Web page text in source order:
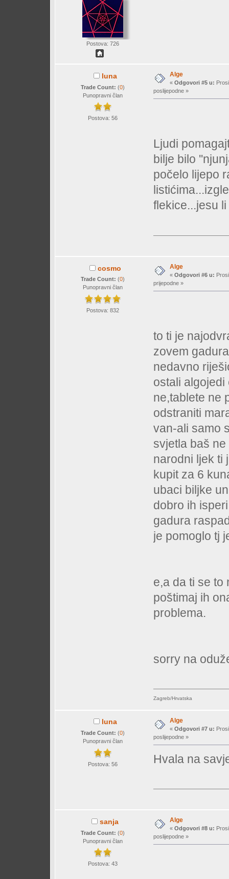
Postova: 726
luna
Trade Count: (0)
Punopravni član
Postova: 56
Alge
« Odgovori #5 u:
poslijepodne »
Ljudi
bilje bilo
počelo lijepo
flekice...jesu
cosmo
Trade Count: (0)
Punopravni član
Postova: 832
Alge
« Odgovori #6 u:
prijepodne »
to ti je
zovem
nedavno
ostali algojedi
ne,tablete ne
odstraniti
van-ali samo
svjetla baš
narodni ljek ti
kupit za 6
ubaci biljke
dobro ih
gadura
je pomoglo tj
e,a da ti se to
poštimaj ih
problema.
sorry na
Zagreb/Hrvatska
luna
Trade Count: (0)
Punopravni član
Postova: 56
Alge
« Odgovori #7 u:
poslijepodne »
Hvala na
sanja
Trade Count: (0)
Punopravni član
Postova: 43
Alge
« Odgovori #8 u:
poslijepodne »